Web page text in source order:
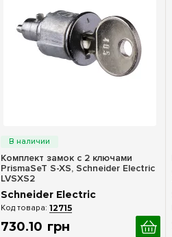
Комплект замок с 2 ключами
PrismaSeT S-XS, Schneider Electric
LVSXS2
Schneider Electric
12715
730.10 грн